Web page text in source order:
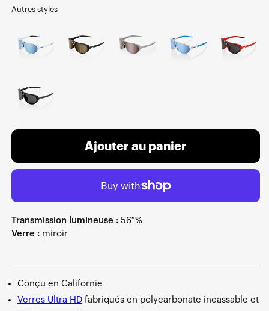
Autres styles
Ajouter au panier
Transmission lumineuse : 56 %
Verre : miroir
Conçu en Californie
Verres Ultra HD fabriqués en polycarbonate incassable et